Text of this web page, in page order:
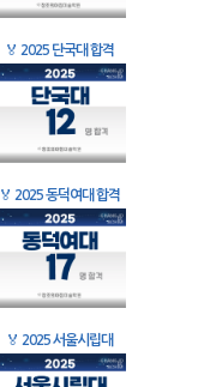
🏅 2025 단국대 합격
🏅 2025 동덕여대 합격
🏅 2025 서울시립대